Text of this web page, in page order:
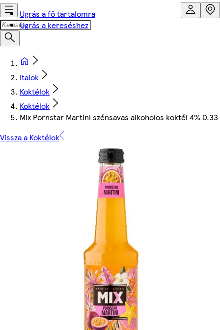
Ugrás a fő tartalomra
Ugrás a kereséshez
Italok
Koktélok
Koktélok
Mix Pornstar Martini szénsavas alkoholos koktél 4% 0,33
Vissza a Koktélok